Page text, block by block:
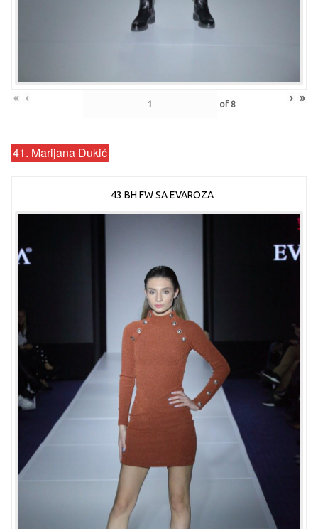
« ‹ of 8 › »
41. Marijana Dukić
43 BH FW SA EVAROZA